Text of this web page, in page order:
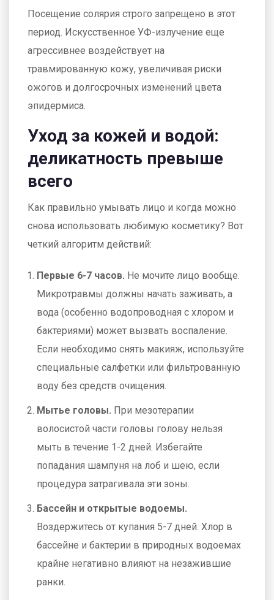
Посещение солярия строго запрещено в этот
период. Искусственное УФ-излучение еще
агрессивнее воздействует на
травмированную кожу, увеличивая риски
ожогов и долгосрочных изменений цвета
эпидермиса.
Уход за кожей и водой:
деликатность превыше
всего
Как правильно умывать лицо и когда можно
снова использовать любимую косметику? Вот
четкий алгоритм действий:
Первые 6-7 часов. Не мочите лицо вообще.
Микротравмы должны начать заживать, а
вода (особенно водопроводная с хлором и
бактериями) может вызвать воспаление.
Если необходимо снять макияж, используйте
специальные салфетки или фильтрованную
воду без средств очищения.
Мытье головы. При мезотерапии
волосистой части головы голову нельзя
мыть в течение 1-2 дней. Избегайте
попадания шампуня на лоб и шею, если
процедура затрагивала эти зоны.
Бассейн и открытые водоемы.
Воздержитесь от купания 5-7 дней. Хлор в
бассейне и бактерии в природных водоемах
крайне негативно влияют на незажившие
ранки.